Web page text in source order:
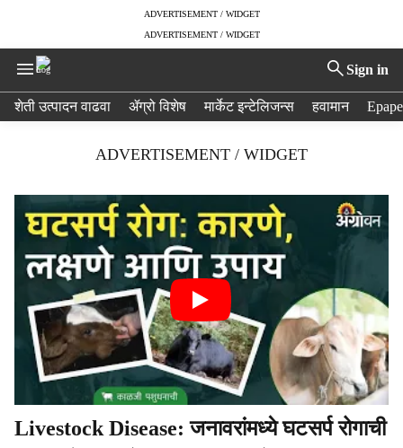
ADVERTISEMENT / WIDGET
ADVERTISEMENT / WIDGET
Sign in
e
शेती उत्पादन वाढवा ॲग्रो विशेष मार्केट इन्टेलिजन्स हवामान
ADVERTISEMENT / WIDGET
Livestock Disease: जनावरांमध्ये घटसर्प रोगाची